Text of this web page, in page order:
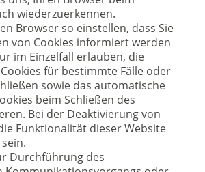
wiederzuerkennen.
Browser so einstellen, dass Sie
von Cookies informiert werden
im Einzelfall erlauben, die
für bestimmte Fälle oder
sowie das automatische
beim Schließen des
Bei der Deaktivierung von
Funktionalität dieser Website
Durchführung des